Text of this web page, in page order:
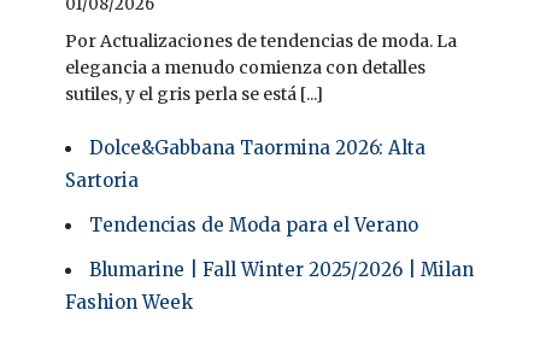
01/08/2026
Por Actualizaciones de tendencias de moda. La
elegancia a menudo comienza con detalles
sutiles, y el gris perla se está [...]
Dolce&Gabbana Taormina 2026: Alta
Sartoria
Tendencias de Moda para el Verano
Blumarine | Fall Winter 2025/2026 | Milan
Fashion Week